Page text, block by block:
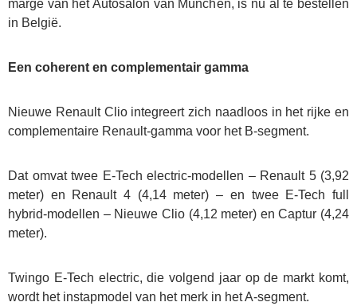
marge van het Autosalon van München, is nu al te bestellen
in België.
Een coherent en complementair gamma
Nieuwe Renault Clio integreert zich naadloos in het rijke en
complementaire Renault-gamma voor het B-segment.
Dat omvat twee E-Tech electric-modellen – Renault 5 (3,92
meter) en Renault 4 (4,14 meter) – en twee E-Tech full
hybrid-modellen – Nieuwe Clio (4,12 meter) en Captur (4,24
meter).
Twingo E-Tech electric, die volgend jaar op de markt komt,
wordt het instapmodel van het merk in het A-segment.